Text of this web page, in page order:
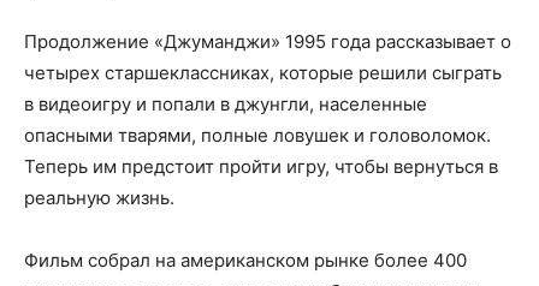
Продолжение «Джуманджи» 1995 года рассказывает о
четырех старшеклассниках, которые решили сыграть
в видеоигру и попали в джунгли, населенные
опасными тварями, полные ловушек и головоломок.
Теперь им предстоит пройти игру, чтобы вернуться в
реальную жизнь.
Фильм собрал на американском рынке более 400